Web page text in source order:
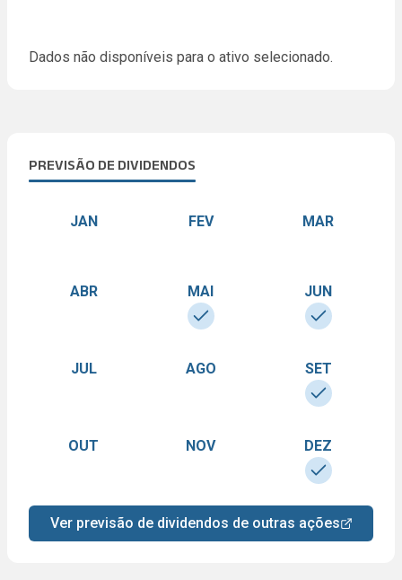
Dados não disponíveis para o ativo selecionado.
PREVISÃO DE DIVIDENDOS
JAN FEV MAR
ABR MAI JUN
JUL AGO SET
OUT NOV DEZ
Ver previsão de dividendos de outras ações